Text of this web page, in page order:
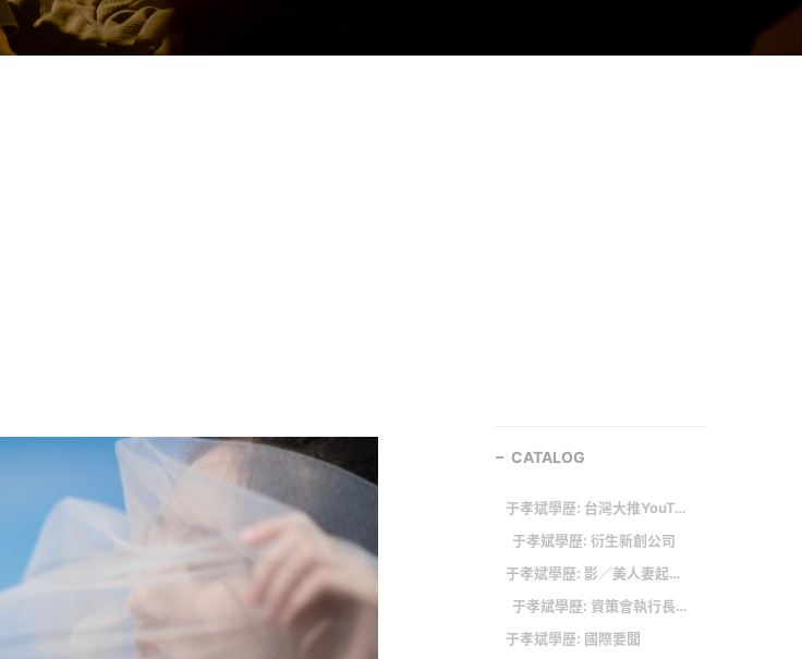
CATALOG
于孝斌學歷: 台灣大推YouTube Premium專案 5G 999元可免費看4個月
于孝斌學歷: 衍生新創公司
于孝斌學歷: 影／美人妻起底！「台灣VR教母」 偷歡後老公臉書曬全家福
于孝斌學歷: 資策會執行長交接 產官研貴賓見證薪火相傳 董事長李世光監交 于孝斌先生11月1日正式履新擔任執行長
于孝斌學歷: 國際要聞